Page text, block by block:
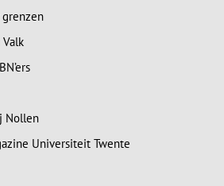
Nollen
Universiteit Twente